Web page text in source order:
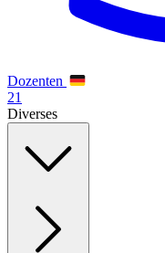
Dozenten
21
Diverses